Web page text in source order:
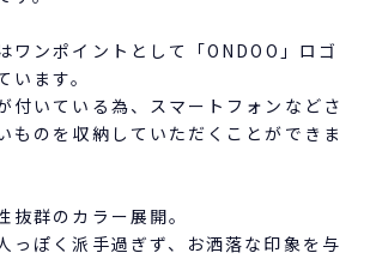
ワンポイントとして「ONDOO」ロゴ
います。
付いている為、スマートフォンなどさ
ものを収納していただくことができま
抜群のカラー展開。
っぽく派手過ぎず、お洒落な印象を与